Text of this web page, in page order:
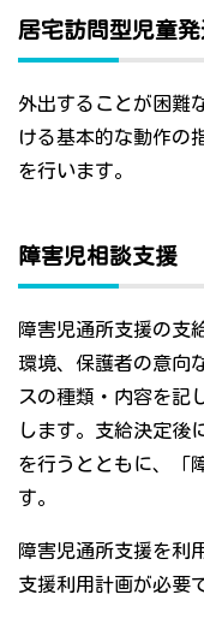
居宅訪問型児童
外出することが困難
ける基本的な動作の
を行います。
障害児相談支援
障害児通所支援の支
環境、保護者の意向
スの種類・内容を記
します。支給決定後
を行うとともに、「
す。
障害児通所支援を利
支援利用計画が必要